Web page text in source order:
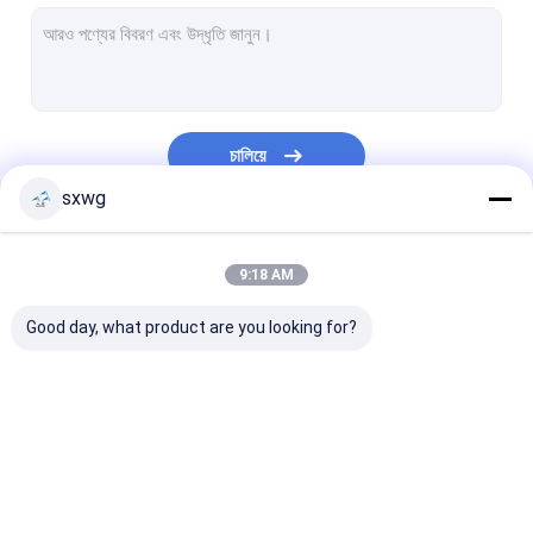
টংস্টেন কার্বাইড বোতাম
Tungsten কার্বাইড স্ট্রিপ
টংস্টেন স্টীল শীট
চালিয়ে
sxwg
9:18 AM
Good day, what product are you looking for?